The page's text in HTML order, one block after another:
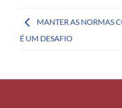
MANTER AS NORMAS
É UM DESAFIO